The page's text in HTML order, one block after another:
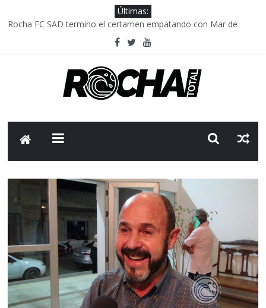
Últimas:
Rocha FC SAD termino el certamen empatando con Mar de
Delegación parlamentaria uruguaya llega a Israel; el Frente
Caso Charles Carrera: la causa que sobrevivió al paso del tiempo
Criminalidad en Uruguay: menos delitos,los homicidios son lo